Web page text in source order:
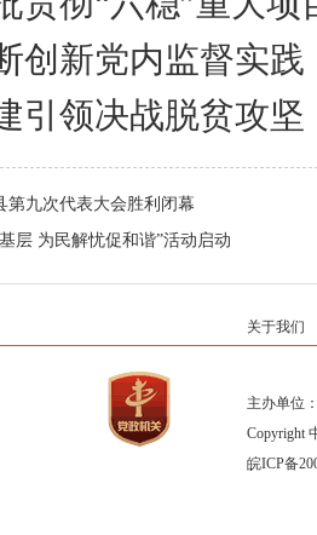
创新党内监督实践
引领决战脱贫攻坚
第九次代表大会胜利闭幕
层 为民解忧促和谐”活动启动
关于我们
主办单位
Copyright
皖ICP备